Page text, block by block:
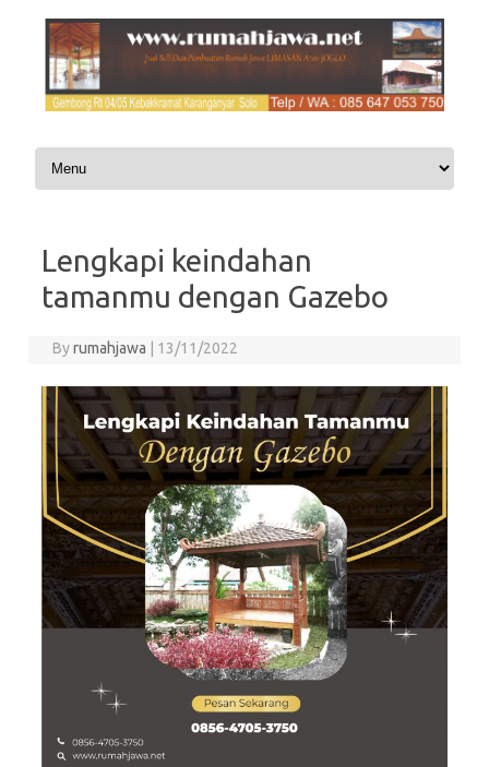
Skip to content
Lengkapi keindahan
tamanmu dengan Gazebo
Byrumahjawa 13/11/2022